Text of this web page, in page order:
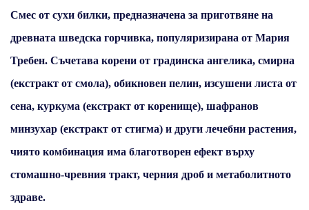
Смес от сухи билки, предназначена за приготвяне на
древната шведска горчивка, популяризирана от Мария
Требен. Съчетава корени от градинска ангелика, смирна
(екстракт от смола), обикновен пелин, изсушени листа от
сена, куркума (екстракт от коренище), шафранов
минзухар (екстракт от стигма) и други лечебни растения,
чиято комбинация има благотворен ефект върху
стомашно-чревния тракт, черния дроб и метаболитното
здраве.